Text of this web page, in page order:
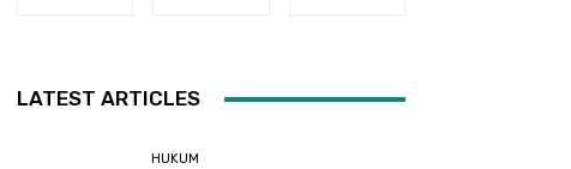
LATEST ARTICLES
HUKUM